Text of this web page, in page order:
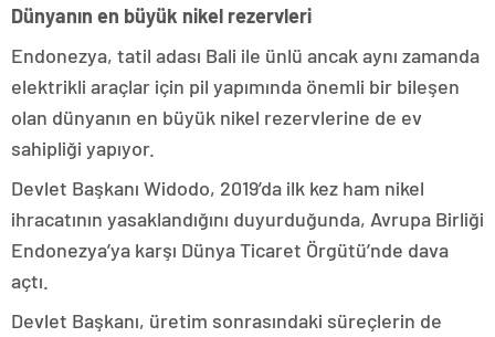
Dünyanın en büyük nikel rezervleri
Endonezya, tatil adası Bali ile ünlü ancak aynı zamanda
elektrikli araçlar için pil yapımında önemli bir bileşen
olan dünyanın en büyük nikel rezervlerine de ev
sahipliği yapıyor.
Devlet Başkanı Widodo, 2019’da ilk kez ham nikel
ihracatının yasaklandığını duyurduğunda, Avrupa Birliği
Endonezya’ya karşı Dünya Ticaret Örgütü’nde dava
açtı.
Devlet Başkanı, üretim sonrasındaki süreçlerin de